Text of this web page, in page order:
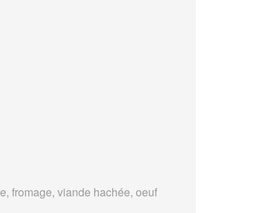
fromage, viande hachée, oeuf